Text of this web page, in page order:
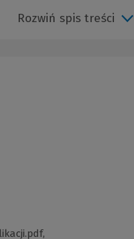
Rozwiń spis treści
(Link
,